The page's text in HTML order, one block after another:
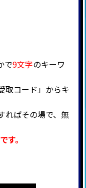
で9文字のキーワ
コード」からキ
ればその場で、無
す。